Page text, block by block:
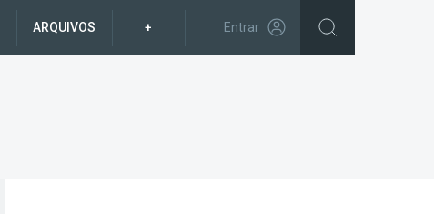
ARQUIVOS + Entrar